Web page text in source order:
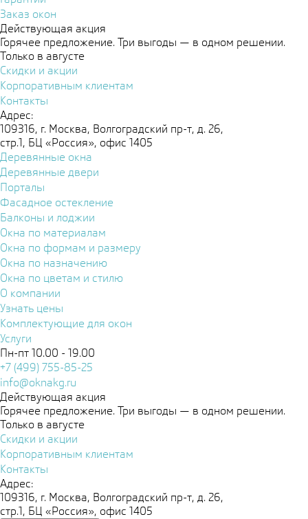
Заказ окон
Действующая акция
Горячее предложение. Три выгоды — в одном решении.
Только в августе
Скидки и акции
Корпоративным клиентам
Контакты
Адрес:
109316, г. Москва, Волгоградский пр-т, д. 26,
стр.1, БЦ «Россия», офис 1405
Деревянные окна
Деревянные двери
Порталы
Фасадное остекление
Балконы и лоджии
Окна по материалам
Окна по формам и размеру
Окна по назначению
Окна по цветам и стилю
О компании
Узнать цены
Комплектующие для окон
Услуги
Пн-пт 10.00 - 19.00
+7 (499) 755-85-25
info@oknakg.ru
Действующая акция
Горячее предложение. Три выгоды — в одном решении.
Только в августе
Скидки и акции
Корпоративным клиентам
Контакты
Адрес:
109316, г. Москва, Волгоградский пр-т, д. 26,
стр.1, БЦ «Россия», офис 1405